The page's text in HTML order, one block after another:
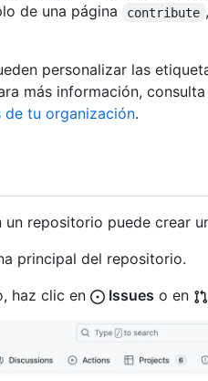
de una página contribute
personalizar las
más información, consulta
de tu organización.
repositorio puede crear
principal del repositorio.
haz clic en
Issues o en